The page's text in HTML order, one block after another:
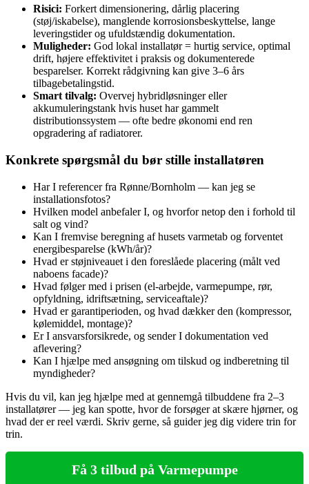
Risici: Forkert dimensionering, dårlig placering
(støj/iskabelse), manglende korrosionsbeskyttelse, lange
leveringstider og ufuldstændig dokumentation.
Muligheder: God lokal installatør = hurtig service, optimal
drift, højere effektivitet i praksis og dokumenterede
besparelser. Korrekt rådgivning kan give 3–6 års
tilbagebetalingstid.
Smart tilvalg: Overvej hybridløsninger eller
akkumuleringstank hvis huset har gammelt
distributionssystem — ofte bedre økonomi end ren
opgradering af radiatorer.
Konkrete spørgsmål du bør stille installatøren
Har I referencer fra Rønne/Bornholm — kan jeg se
installationsfotos?
Hvilken model anbefaler I, og hvorfor netop den i forhold til
salt og vind?
Kan I fremvise beregning af husets varmetab og forventet
energibesparelse (kWh/år)?
Hvad er støjniveauet i den foreslåede placering (målt ved
naboens facade)?
Hvad følger med i prisen (el‑arbejde, varmepumpe, rør,
opfyldning, idriftsætning, serviceaftale)?
Hvad er garantiperioden, og hvad dækker den (kompressor,
kølemiddel, montage)?
Er I ansvarsforsikrede, og sender I dokumentation ved
aflevering?
Kan I hjælpe med ansøgning om tilskud og indberetning til
myndigheder?
Hvis du vil, kan jeg hjælpe med at gennemgå tilbuddene fra 2–3
installatører — jeg kan spotte, hvor de forsøger at skære hjørner, og
hvad der er reel værdi. Skriv gerne, så guider jeg dig videre trin for
trin.
Få 3 tilbud på Varmepumpe